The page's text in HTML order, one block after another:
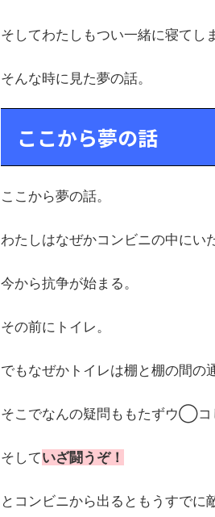
そしてわたしもつい一緒に寝てし
そんな時に見た夢の話。
ここから夢の話
ここから夢の話。
わたしはなぜかコンビニの中にいた
今から抗争が始まる。
その前にトイレ。
でもなぜかトイレは棚と棚の間の
そこでなんの疑問ももたずウ◯コ
そしていざ闘うぞ！
とコンビニから出るともうすでに